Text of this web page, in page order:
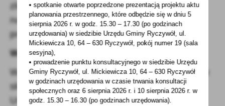
zleceniodawcę. Składki nie będą zapisane
na koncie ubezpieczonego, ale zachowa on
prawo do bezpłatnej opieki medycznej.
Wnioski i lista uprawnionych
Wszystkie wnioski o postojowe i zwolnienia ze
składek należy przesyłać przez Platformę
Usług Elektronicznych ZUS. Szczegółowe
• spotkanie otwarte poprzedzone prezentacją projektu aktu
planowania przestrzennego, które odbędzie się w dniu 5
sierpnia 2026 r.w godz. 15.30 – 17.30 (po godzinach
urzędowania) w siedzibie Urzędu Gminy Ryczywół, ul.
Mickiewicza 10, 64 – 630 Ryczywół, pokójnumer 19 (sala
sesyjna),
• prowadzenie punktu konsultacyjnego w siedzibie Urzędu
Gminy Ryczywół, ul. Mickiewicza 10, 64 – 630 Ryczywół
w godzinachurzędowania w czasie trwania konsultacji
społecznych oraz 6 sierpnia 2026 r. i 10 sierpnia 2026 r. w
godz. 15.30 – 16.30 (po godzinachurzędowania).